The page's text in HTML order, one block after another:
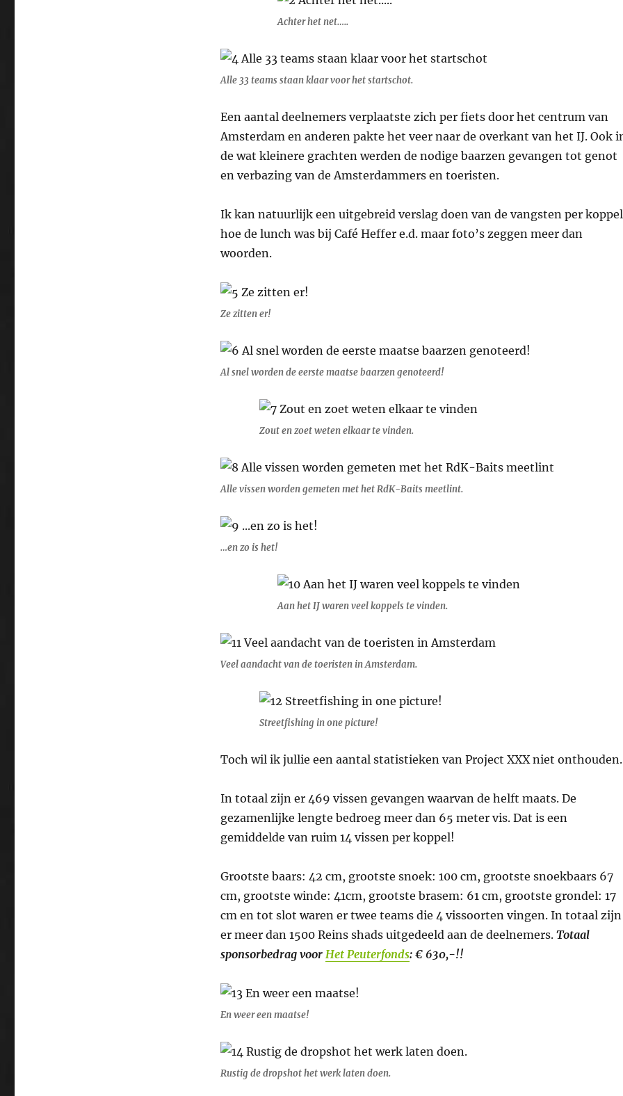
Achter het net…..
Alle 33 teams staan klaar voor het startschot.
Een aantal deelnemers verplaatste zich per fiets door het centrum van
Amsterdam en anderen pakte het veer naar de overkant van het IJ. Ook
de wat kleinere grachten werden de nodige baarzen gevangen tot genot
en verbazing van de Amsterdammers en toeristen.
Ik kan natuurlijk een uitgebreid verslag doen van de vangsten per
hoe de lunch was bij Café Heffer e.d. maar foto’s zeggen meer dan
woorden.
Ze zitten er!
Al snel worden de eerste maatse baarzen genoteerd!
Zout en zoet weten elkaar te vinden.
Alle vissen worden gemeten met het RdK-Baits meetlint.
…en zo is het!
Aan het IJ waren veel koppels te vinden.
Veel aandacht van de toeristen in Amsterdam.
Streetfishing in one picture!
Toch wil ik jullie een aantal statistieken van Project XXX niet onthouden.
In totaal zijn er 469 vissen gevangen waarvan de helft maats. De
gezamenlijke lengte bedroeg meer dan 65 meter vis. Dat is een
gemiddelde van ruim 14 vissen per koppel!
Grootste baars: 42 cm, grootste snoek: 100 cm, grootste snoekbaars 67
cm, grootste winde: 41cm, grootste brasem: 61 cm, grootste grondel: 17
cm en tot slot waren er twee teams die 4 vissoorten vingen. In totaal zijn
er meer dan 1500 Reins shads uitgedeeld aan de deelnemers. Totaal
sponsorbedrag voor Het Peuterfonds: € 630,-!!
En weer een maatse!
Rustig de dropshot het werk laten doen.